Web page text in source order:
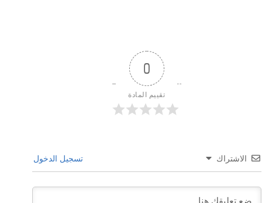
0
تقييم المادة
الاشتراك تسجيل الدخول